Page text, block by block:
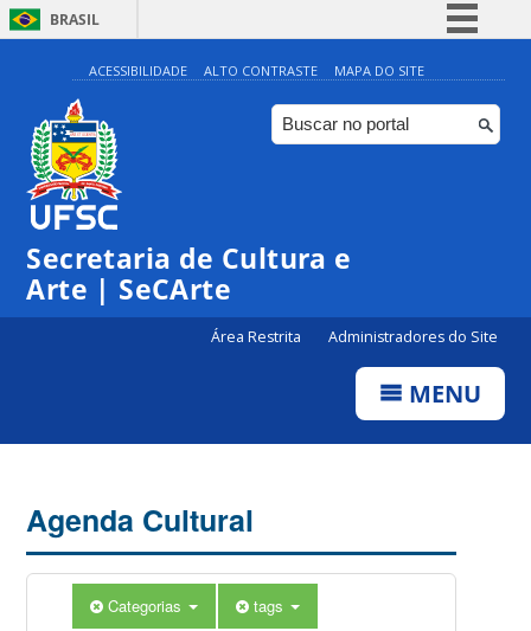
BRASIL
Simplifique!
Comunica BR
Participe
ACESSIBILIDADE ALTO CONTRASTE MAPA DO SITE
Secretaria de Cultura e
Arte | SeCArte
Área Restrita Administradores do Site
MENU
Agenda Cultural
Categorias tags
0:00
1:00
5:00